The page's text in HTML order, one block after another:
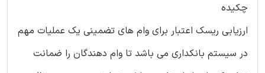
چکیده
ارزیابی ریسک اعتبار برای وام های تضمینی یک عملیات مهم
در سیستم بانکداری می باشد تا وام دهندگان را ضمانت